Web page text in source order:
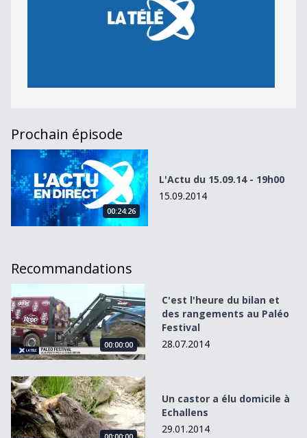
Prochain épisode
L&#039;Actu du 15.09.14 - 19h00
00:24:26
L'Actu du 15.09.14 - 19h00
15.09.2014
Recommandations
C&#039;est l&#039;heure du bilan et des rangements au
00:00:00
C'est l'heure du bilan et
des rangements au Paléo
Festival
28.07.2014
Un castor a élu domicile à Echallens
Un castor a élu domicile à
Echallens
29.01.2014